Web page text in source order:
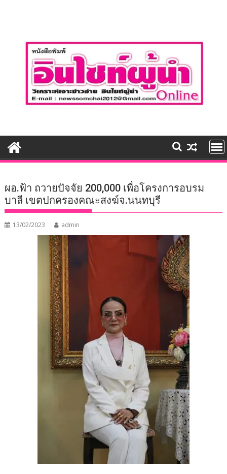
ผอ.ฟ้า ถวายปัจจัย 200,000 เพื่อโครงการอบรม
บาลี เขตปกครองคณะสงฆ์จ.นนทบุรี
13/02/2023 admin